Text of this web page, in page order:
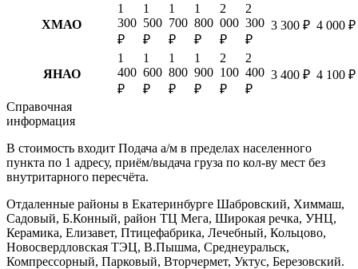
ХМАО
1
300
₽
1
500
₽
1
700
₽
1
800
₽
2
000
₽
2
300
₽
3 300 ₽ 4 000 ₽
ЯНАО
1
400
₽
1
600
₽
1
800
₽
1
900
₽
2
100
₽
2
400
₽
3 400 ₽ 4 100 ₽
Справочная
информация
В стоимость входит Подача а/м в пределах населенного
пункта по 1 адресу, приём/выдача груза по кол-ву мест без
внутритарного пересчёта.
Отдаленные районы в Екатеринбурге Шабровский, Химмаш,
Садовый, Б.Конный, район ТЦ Мега, Широкая речка, УНЦ,
Керамика, Елизавет, Птицефабрика, Лечебный, Кольцово,
Новосвердловская ТЭЦ, В.Пышма, Среднеуральск,
Компрессорный, Парковый, Вторчермет, Уктус, Березовский.